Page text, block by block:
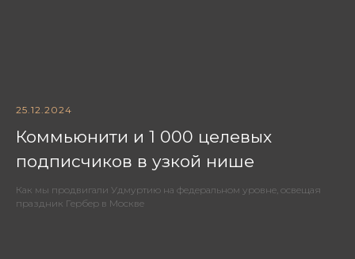
25.12.2024
Коммьюнити и 1 000 целевых
подписчиков в узкой нише
Как мы продвигали Удмуртию на федеральном уровне, освещая
праздник Гербер в Москве